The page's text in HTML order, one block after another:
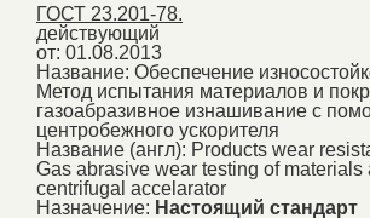
ГОСТ 23.201-78.
действующий
от: 01.08.2013
Название: Обеспечение
Метод испытания материалов и
газоабразивное изнашивание с
центробежного ускорителя
Название (англ): Products wear
Gas abrasive wear testing of materials
centrifugal accelarator
Назначение: Настоящий стандарт